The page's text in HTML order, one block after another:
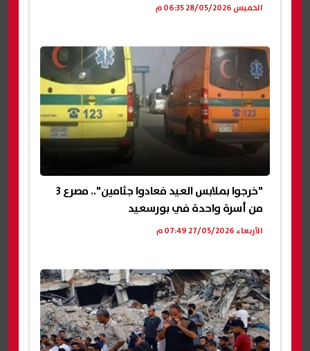
الخميس 28/05/2026 06:35 م
"خرجوا بملابس العيد فعادوا جثامين".. مصرع 3
من أسرة واحدة في بورسعيد
الأربعاء 27/05/2026 07:49 م